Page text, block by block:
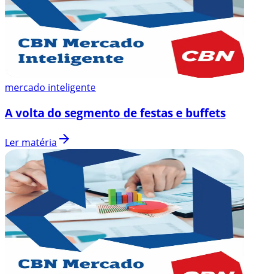
mercado inteligente
A volta do segmento de festas e buffets
Ler matéria